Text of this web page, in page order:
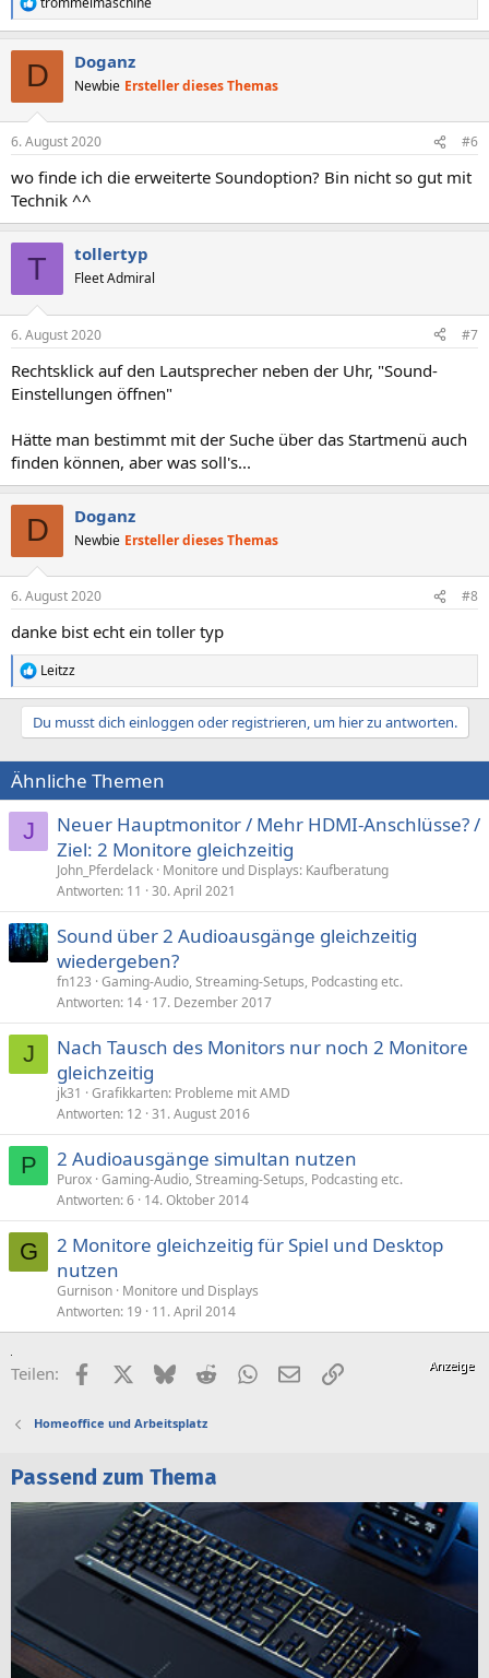
R
e
e
:
D Doganz
Newbie Ersteller dieses Themas
6. August 2020 #6
wo finde ich die erweiterte Soundoption? Bin nicht so gut mit
Technik ^^
T tollertyp
Fleet Admiral
6. August 2020 #7
Rechtsklick auf den Lautsprecher neben der Uhr, "Sound-
Einstellungen öffnen"
Hätte man bestimmt mit der Suche über das Startmenü auch
finden können, aber was soll's...
D Doganz
Newbie Ersteller dieses Themas
6. August 2020 #8
danke bist echt ein toller typ
R
e
a
i
o
n
e
n
:
Leitzz
Du musst dich einloggen oder registrieren, um hier zu antworten.
Ähnliche Themen
J
Neuer Hauptmonitor / Mehr HDMI-Anschlüsse? /
Ziel: 2 Monitore gleichzeitig
John_Pferdelack Monitore und Displays: Kaufberatung
Antworten 11 30. April 2021
Sound über 2 Audioausgänge gleichzeitig
wiedergeben?
fn123 Gaming-Audio, Streaming-Setups, Podcasting etc.
Antworten 14 17. Dezember 2017
J
Nach Tausch des Monitors nur noch 2 Monitore
gleichzeitig
jk31
Grafikkarten: Probleme mit AMD
Antworten 12 31. August 2016
P 2 Audioausgänge simultan nutzen
Purox Gaming-Audio, Streaming-Setups, Podcasting etc.
Antworten 6 14. Oktober 2014
G
2 Monitore gleichzeitig für Spiel und Desktop
nutzen
Gurnison Monitore und Displays
Antworten 19 11. April 2014
Teilen: FacebookX (Twitter)
BlueskyRedditWhatsApp
E-MailLink
Homeoffice und Arbeitsplatz
Passend zum Thema